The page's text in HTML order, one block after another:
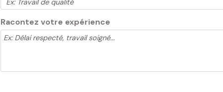
Racontez votre expérience